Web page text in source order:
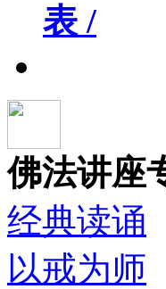
表 /
佛法讲座
经典读诵
以戒为师